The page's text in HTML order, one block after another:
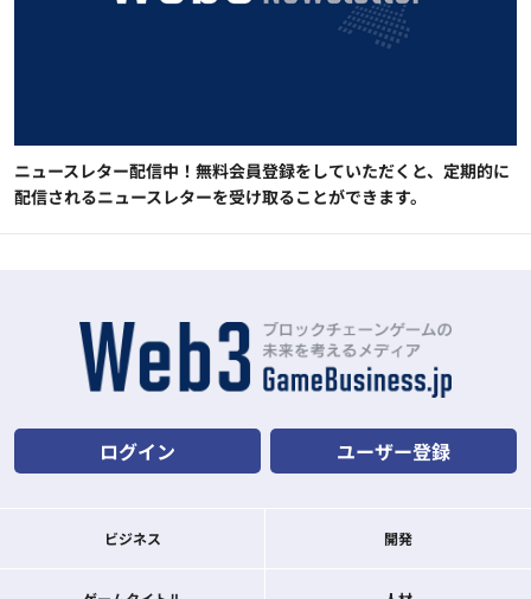
ニュースレター配信中！無料会員登録をしていただくと、定期的に
配信されるニュースレターを受け取ることができます。
ログイン ユーザー登録
ビジネス 開発